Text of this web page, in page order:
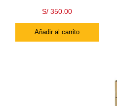
S/ 350.00
Añadir al carrito